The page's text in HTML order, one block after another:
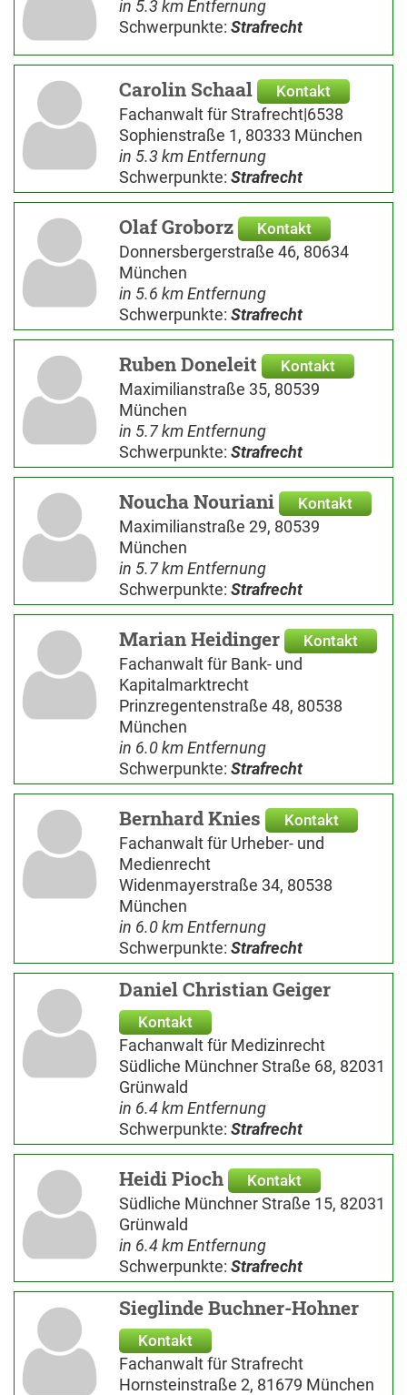
in 5.3 km Entfernung
Schwerpunkte: Strafrecht
Carolin Schaal Kontakt
Fachanwalt für Strafrecht|6538
Sophienstraße 1, 80333 München
in 5.3 km Entfernung
Schwerpunkte: Strafrecht
Olaf Groborz Kontakt
Donnersbergerstraße 46, 80634
München
in 5.6 km Entfernung
Schwerpunkte: Strafrecht
Ruben Doneleit Kontakt
Maximilianstraße 35, 80539
München
in 5.7 km Entfernung
Schwerpunkte: Strafrecht
Noucha Nouriani Kontakt
Maximilianstraße 29, 80539
München
in 5.7 km Entfernung
Schwerpunkte: Strafrecht
Marian Heidinger Kontakt
Fachanwalt für Bank- und
Kapitalmarktrecht
Prinzregentenstraße 48, 80538
München
in 6.0 km Entfernung
Schwerpunkte: Strafrecht
Bernhard Knies Kontakt
Fachanwalt für Urheber- und
Medienrecht
Widenmayerstraße 34, 80538
München
in 6.0 km Entfernung
Schwerpunkte: Strafrecht
Daniel Christian Geiger
Kontakt
Fachanwalt für Medizinrecht
Südliche Münchner Straße 68, 82031
Grünwald
in 6.4 km Entfernung
Schwerpunkte: Strafrecht
Heidi Pioch Kontakt
Südliche Münchner Straße 15, 82031
Grünwald
in 6.4 km Entfernung
Schwerpunkte: Strafrecht
Sieglinde Buchner-Hohner
Kontakt
Fachanwalt für Strafrecht
Hornsteinstraße 2, 81679 München